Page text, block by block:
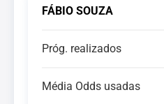
FÁBIO SOUZA
Próg. realizados
Média Odds usadas